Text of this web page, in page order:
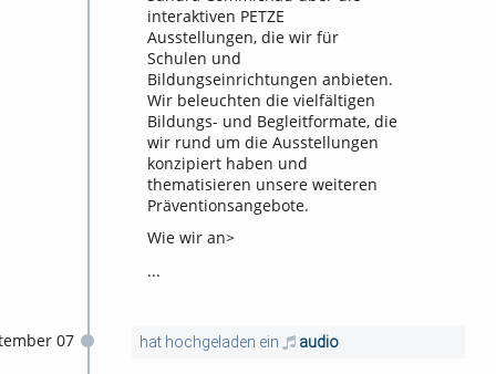
interaktiven PETZE
Ausstellungen, die wir für
Schulen und
Bildungseinrichtungen anbieten.
Wir beleuchten die vielfältigen
Bildungs- und Begleitformate, die
wir rund um die Ausstellungen
konzipiert haben und
thematisieren unsere weiteren
Präventionsangebote.
Wie wir an>
...
07 hat hochgeladen ein audio